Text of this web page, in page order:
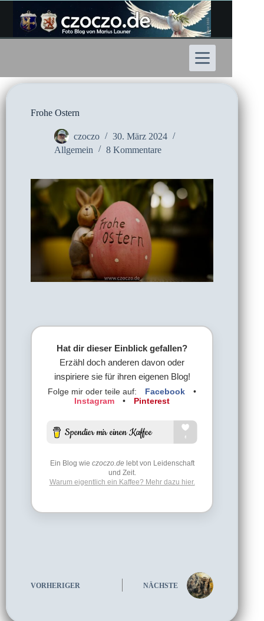
Inhalt
springen
Frohe Ostern
czoczo
30. März 2024
Allgemein
8 Kommentare
Hat dir dieser Einblick gefallen?
Erzähl doch anderen davon oder
inspiriere sie für ihren eigenen Blog!
Folge mir oder teile auf: Facebook
•
Instagram
• Pinterest
Ein Blog wie czoczo.delebt von Leidenschaft
und Zeit.
Warum eigentlich ein Kaffee? Mehr dazu hier.
VORHERIGER NÄCHSTE